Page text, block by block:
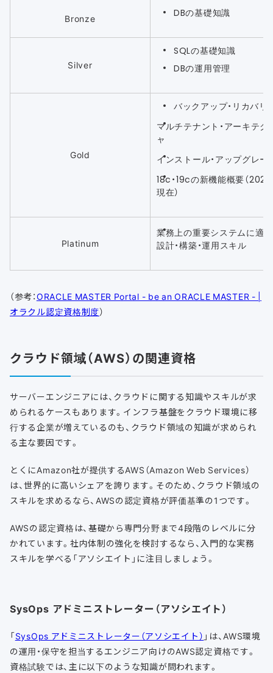
Bronze DBの基礎知識
Silver
SQLの基礎知識
DBの運用管理
Gold
バックアップ・リカバリ
マルチテナント・アーキテク
ャ
インストール・アップグレー
18c・19cの新機能概要（
現在）
Platinum
業務上の重要システムに適
設計・構築・運用スキル
（参考：ORACLE MASTER Portal - be an ORACLE MASTER - |
オラクル認定資格制度）
クラウド領域（AWS）の関連資格
サーバーエンジニアには、クラウドに関する知識やスキルが求
められるケースもあります。インフラ基盤をクラウド環境に移
行する企業が増えているのも、クラウド領域の知識が求められ
る主な要因です。
とくにAmazon社が提供するAWS（Amazon Web Services）
は、世界的に高いシェアを誇ります。そのため、クラウド領域の
スキルを求めるなら、AWSの認定資格が評価基準の1つです。
AWSの認定資格は、基礎から専門分野まで4段階のレベルに分
かれています。社内体制の強化を検討するなら、入門的な実務
スキルを学べる「アソシエイト」に注目しましょう。
SysOps アドミニストレーター（アソシエイト）
「SysOps アドミニストレーター（アソシエイト） 」は、AWS環境
の運用・保守を担当するエンジニア向けのAWS認定資格です。
資格試験では、主に以下のような知識が問われます。